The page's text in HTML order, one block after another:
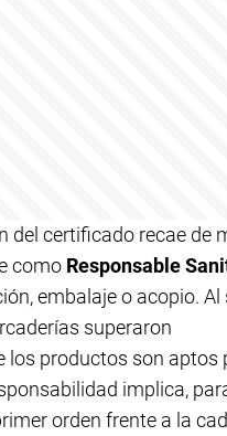
del certificado recae de
como Responsable
embalaje o acopio.
superaron
productos son aptos
implica,
orden frente a la